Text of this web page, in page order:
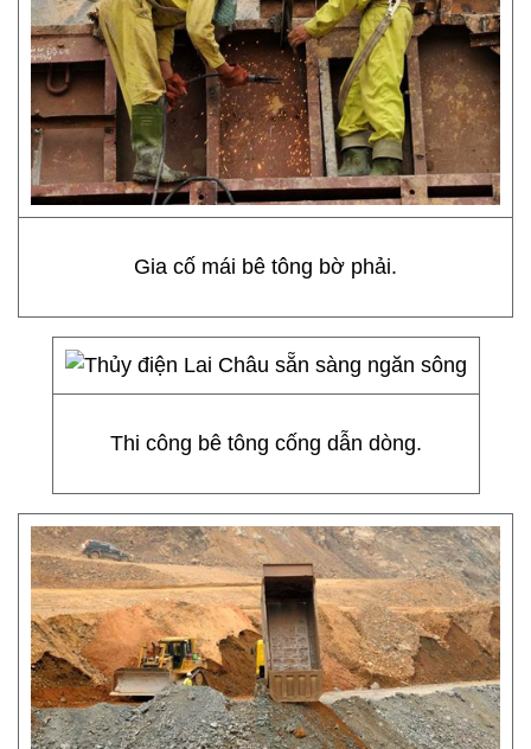
Gia cố mái bê tông bờ phải.
Thi công bê tông cống dẫn dòng.